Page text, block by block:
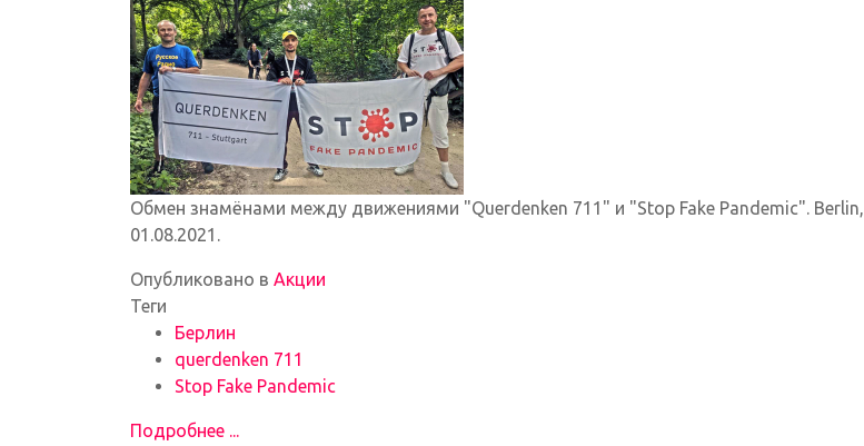
Обмен знамёнами между движениями "Querdenken 711" и "Stop Fake Pandemic". Berlin,
01.08.2021.
Опубликовано в Акции
Теги
Берлин
querdenken 711
Stop Fake Pandemic
Подробнее ...